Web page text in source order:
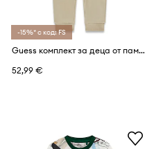
-15%* с код: FS
Guess комплект за деца от памук
52,99 €